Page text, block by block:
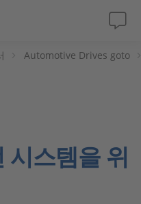
Automotive Drives goto
시스템을 위